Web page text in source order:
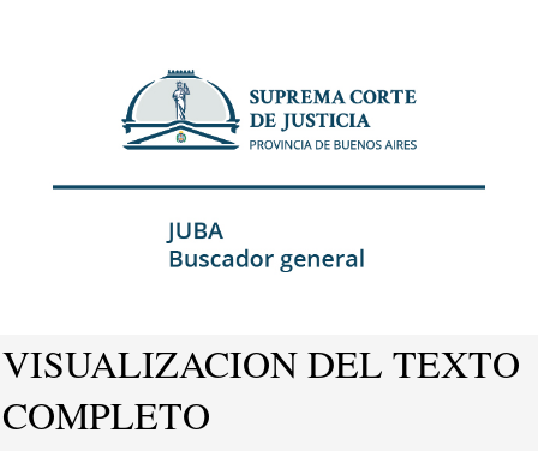
VISUALIZACION DEL TEXTO
COMPLETO